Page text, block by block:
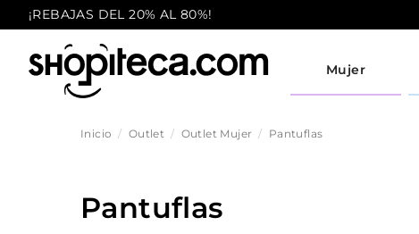
¡REBAJAS DEL 20% AL 80%!
Mujer
Inicio Outlet Outlet Mujer Pantuflas
Pantuflas